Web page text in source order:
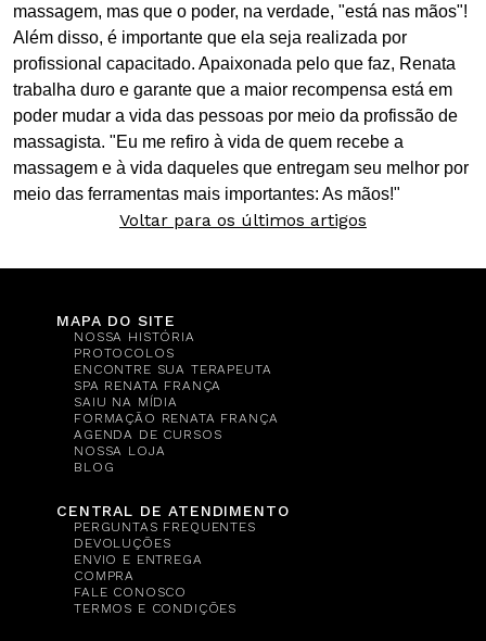
massagem, mas que o poder, na verdade, "está nas mãos"!
Além disso, é importante que ela seja realizada por
profissional capacitado. Apaixonada pelo que faz, Renata
trabalha duro e garante que a maior recompensa está em
poder mudar a vida das pessoas por meio da profissão de
massagista. "Eu me refiro à vida de quem recebe a
massagem e à vida daqueles que entregam seu melhor por
meio das ferramentas mais importantes: As mãos!"
Voltar para os últimos artigos
MAPA DO SITE
NOSSA HISTÓRIA
PROTOCOLOS
ENCONTRE SUA TERAPEUTA
SPA RENATA FRANÇA
SAIU NA MÍDIA
FORMAÇÃO RENATA FRANÇA
AGENDA DE CURSOS
NOSSA LOJA
BLOG
CENTRAL DE ATENDIMENTO
PERGUNTAS FREQUENTES
DEVOLUÇÕES
ENVIO E ENTREGA
COMPRA
FALE CONOSCO
TERMOS E CONDIÇÕES